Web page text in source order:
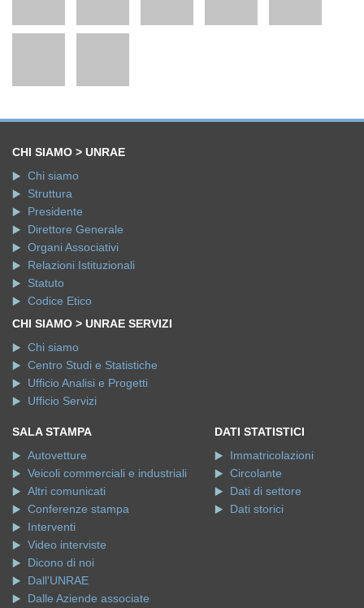
CHI SIAMO > UNRAE
Chi siamo
Struttura
Presidente
Direttore Generale
Organi Associativi
Relazioni Istituzionali
Statuto
Codice Etico
CHI SIAMO > UNRAE SERVIZI
Chi siamo
Centro Studi e Statistiche
Ufficio Analisi e Progetti
Ufficio Servizi
SALA STAMPA
Autovetture
Veicoli commerciali e industriali
Altri comunicati
Conferenze stampa
Interventi
Video interviste
Dicono di noi
Dall'UNRAE
Dalle Aziende associate
DATI STATISTICI
Immatricolazioni
Circolante
Dati di settore
Dati storici